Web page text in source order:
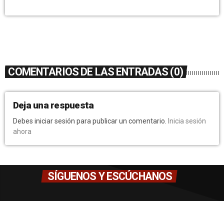
COMENTARIOS DE LAS ENTRADAS (0)
Deja una respuesta
Debes iniciar sesión para publicar un comentario.
Inicia sesión
ahora
SÍGUENOS Y ESCÚCHANOS